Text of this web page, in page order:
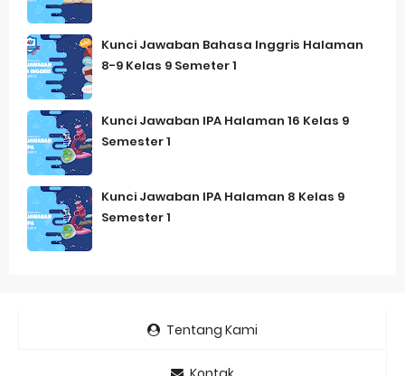
Kunci Jawaban Bahasa Inggris Halaman
8-9 Kelas 9 Semeter 1
Kunci Jawaban IPA Halaman 16 Kelas 9
Semester 1
Kunci Jawaban IPA Halaman 8 Kelas 9
Semester 1
Tentang Kami